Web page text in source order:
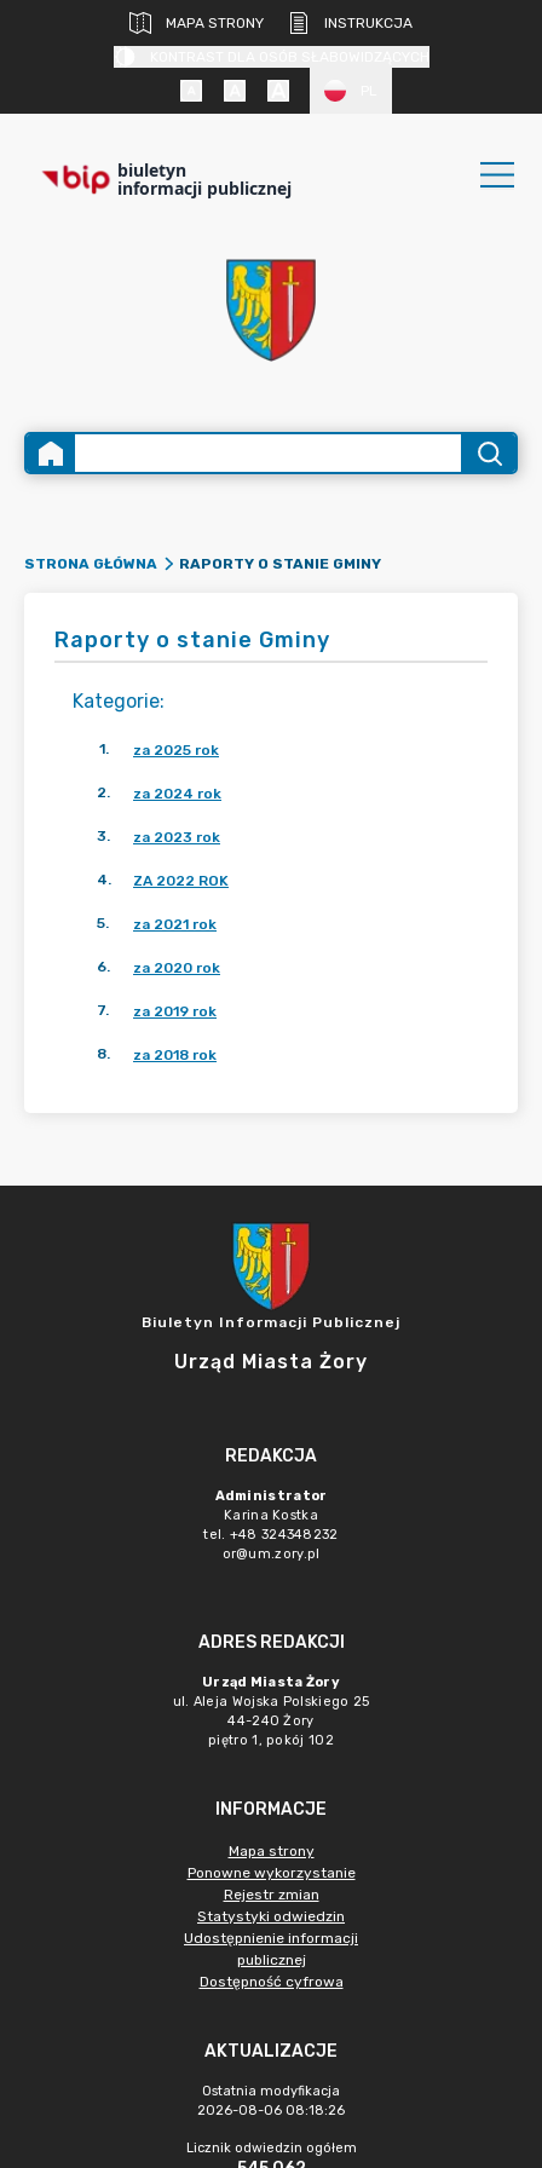
MAPA STRONY
INSTRUKCJA
biuletyn
informacji publicznej
STRONA GŁÓWNA RAPORTY O STANIE GMINY
Raporty o stanie Gminy
Kategorie:
1. za 2025 rok
2. za 2024 rok
3. za 2023 rok
4. ZA 2022 ROK
5. za 2021 rok
6. za 2020 rok
7. za 2019 rok
8. za 2018 rok
Biuletyn Informacji Publicznej
Urząd Miasta Żory
REDAKCJA
Administrator
Karina Kostka
tel. +48 324348232
or@um.zory.pl
ADRES REDAKCJI
Urząd Miasta Żory
ul. Aleja Wojska Polskiego 25
44-240 Żory
piętro 1, pokój 102
INFORMACJE
Mapa strony
Ponowne wykorzystanie
Rejestr zmian
Statystyki odwiedzin
Udostępnienie informacji
publicznej
Dostępność cyfrowa
AKTUALIZACJE
Ostatnia modyfikacja
2026-08-06 08:18:26
Licznik odwiedzin ogółem